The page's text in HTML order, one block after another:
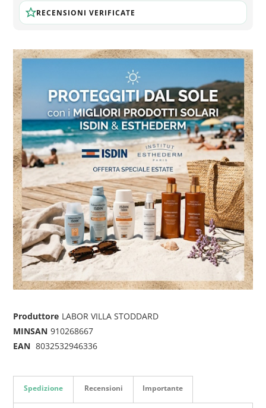
RECENSIONI VERIFICATE
Produttore LABOR VILLA STODDARD
MINSAN 910268667
EAN 8032532946336
Spedizione Recensioni Importante